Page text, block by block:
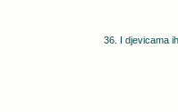
36. I djevicama